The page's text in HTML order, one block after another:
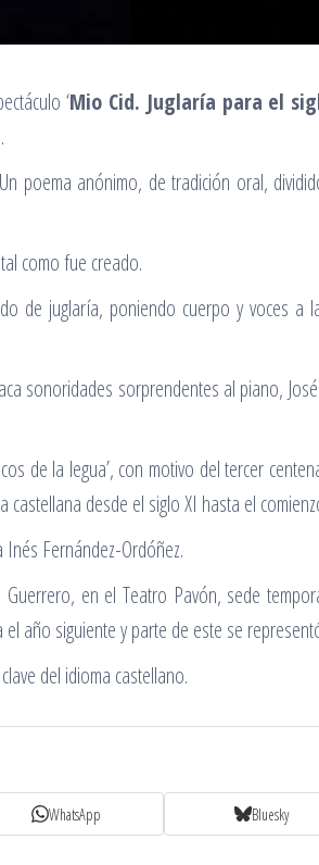
‘Mio Cid. Juglaría para el
.
poema anónimo, de tradición oral,
como fue creado.
de juglaría, poniendo cuerpo y voces a
sonoridades sorprendentes al piano,
de la legua’, con motivo del tercer
desde el siglo XI hasta el
Inés Fernández-Ordóñez.
en el Teatro Pavón, sede
año siguiente y parte de este se
del idioma castellano.
WhatsApp Bluesky